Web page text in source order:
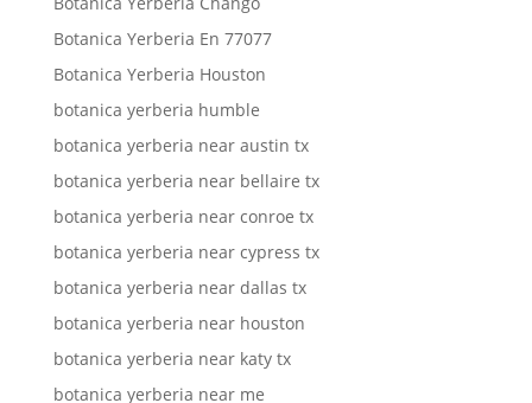
Botanica Yerberia En 77077
Botanica Yerberia Houston
botanica yerberia humble
botanica yerberia near austin tx
botanica yerberia near bellaire tx
botanica yerberia near conroe tx
botanica yerberia near cypress tx
botanica yerberia near dallas tx
botanica yerberia near houston
botanica yerberia near katy tx
botanica yerberia near me